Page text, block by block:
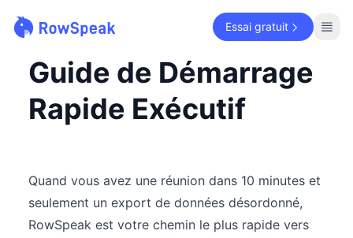
Essai gratuit
Guide de Démarrage
Rapide Exécutif
Quand vous avez une réunion dans 10 minutes et
seulement un export de données désordonné,
RowSpeak est votre chemin le plus rapide vers